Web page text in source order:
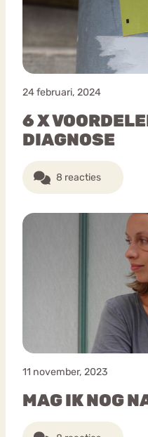
24 februari, 2024
6 X
DIAGNOSE
8 reacties
11 november, 2023
MAG IK NOG